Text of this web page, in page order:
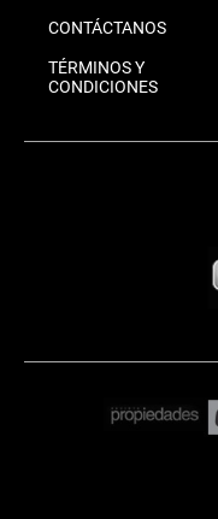
CONTÁCTANOS
TÉRMINOS Y
CONDICIONES